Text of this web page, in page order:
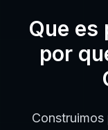
Que es
por
Construimos